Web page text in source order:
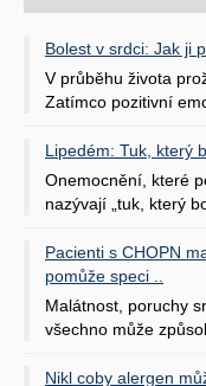
Bolest v srdci: Jak ji
V průběhu života
Zatímco pozitivní
Lipedém: Tuk, který
Onemocnění, které
nazývají „tuk, který
Pacienti s CHOPN
pomůže speci ..
Malátnost, poruchy
všechno může
Nikl coby alergen